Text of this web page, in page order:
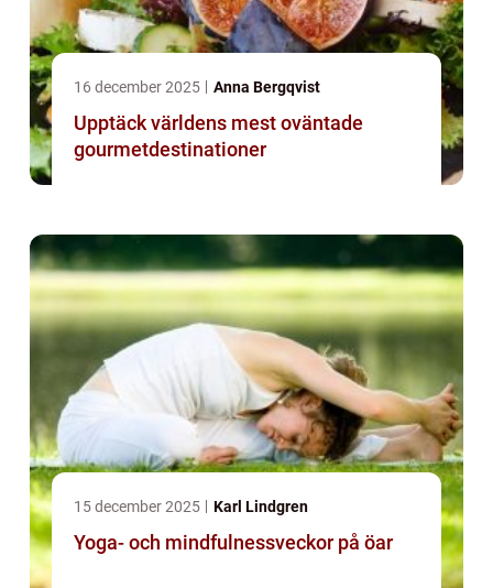
16 december 2025 Anna Bergqvist
Upptäck världens mest oväntade
gourmetdestinationer
15 december 2025 Karl Lindgren
Yoga- och mindfulnessveckor på öar